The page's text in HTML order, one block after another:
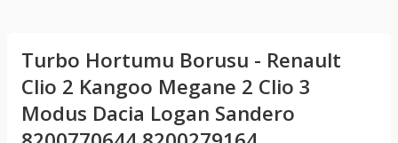
Turbo Hortumu Borusu - Renault
Clio 2 Kangoo Megane 2 Clio 3
Modus Dacia Logan Sandero